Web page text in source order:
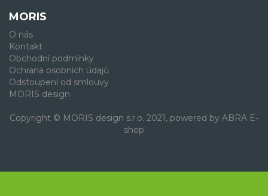
MORIS
O nás
Kontakt
Obchodní podmínky
Ochrana osobních údajů
Odstoupení od smlouvy
MORIS design
Copyright © MORIS design s.r.o. 2021, powered by ABRA E-
shop